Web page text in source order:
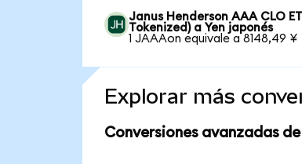
Janus Henderson AAA CLO
Tokenized) a Yen japonés
1 JAAAon equivale a 8148,49 ¥
Explorar más
Conversiones avanzadas